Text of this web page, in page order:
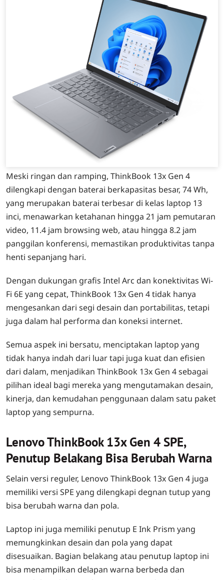
Meski ringan dan ramping, ThinkBook 13x Gen 4
dilengkapi dengan baterai berkapasitas besar, 74 Wh,
yang merupakan baterai terbesar di kelas laptop 13
inci, menawarkan ketahanan hingga 21 jam pemutaran
video, 11.4 jam browsing web, atau hingga 8.2 jam
panggilan konferensi, memastikan produktivitas tanpa
henti sepanjang hari.
Dengan dukungan grafis Intel Arc dan konektivitas Wi-
Fi 6E yang cepat, ThinkBook 13x Gen 4 tidak hanya
mengesankan dari segi desain dan portabilitas, tetapi
juga dalam hal performa dan koneksi internet.
Semua aspek ini bersatu, menciptakan laptop yang
tidak hanya indah dari luar tapi juga kuat dan efisien
dari dalam, menjadikan ThinkBook 13x Gen 4 sebagai
pilihan ideal bagi mereka yang mengutamakan desain,
kinerja, dan kemudahan penggunaan dalam satu paket
laptop yang sempurna.
Lenovo ThinkBook 13x Gen 4 SPE,
Penutup Belakang Bisa Berubah Warna
Selain versi reguler, Lenovo ThinkBook 13x Gen 4 juga
memiliki versi SPE yang dilengkapi degnan tutup yang
bisa berubah warna dan pola.
Laptop ini juga memiliki penutup E Ink Prism yang
memungkinkan desain dan pola yang dapat
disesuaikan. Bagian belakang atau penutup laptop ini
bisa menampilkan delapan warna berbeda dan